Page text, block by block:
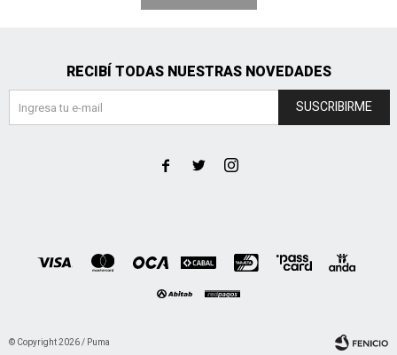
RECIBÍ TODAS NUESTRAS NOVEDADES
SUSCRIBIRME
  
© Copyright 2026 / Puma